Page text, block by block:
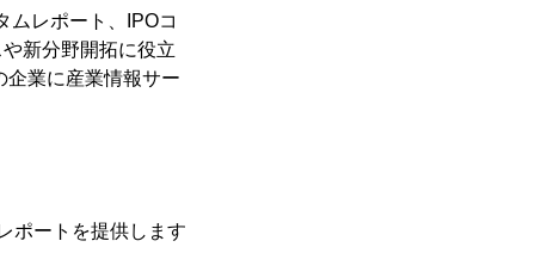
ムレポート、IPOコ
新分野開拓に役立
企業に産業情報サー
ポートを提供します